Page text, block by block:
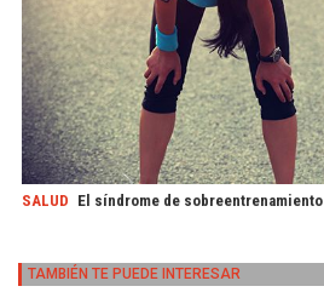
SALUD El síndrome de sobreentrenamiento
TAMBIÉN TE PUEDE INTERESAR